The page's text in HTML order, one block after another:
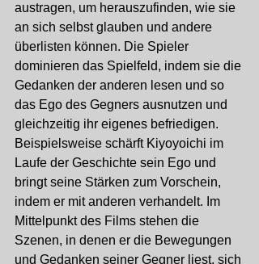
austragen, um herauszufinden, wie sie
an sich selbst glauben und andere
überlisten können. Die Spieler
dominieren das Spielfeld, indem sie die
Gedanken der anderen lesen und so
das Ego des Gegners ausnutzen und
gleichzeitig ihr eigenes befriedigen.
Beispielsweise schärft Kiyoyoichi im
Laufe der Geschichte sein Ego und
bringt seine Stärken zum Vorschein,
indem er mit anderen verhandelt. Im
Mittelpunkt des Films stehen die
Szenen, in denen er die Bewegungen
und Gedanken seiner Gegner liest, sich